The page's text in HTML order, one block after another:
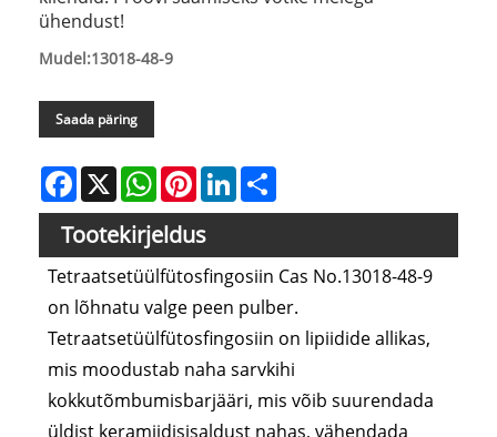
ühendust!
Mudel:13018-48-9
Saada päring
Facebook
X WhatsAppPinterestLinkedIn
Tootekirjeldus
Tetraatsetüülfütosfingosiin Cas No.13018-48-9
on lõhnatu valge peen pulber.
Tetraatsetüülfütosfingosiin on lipiidide allikas,
mis moodustab naha sarvkihi
kokkutõmbumisbarjääri, mis võib suurendada
üldist keramiidisisaldust nahas, vähendada